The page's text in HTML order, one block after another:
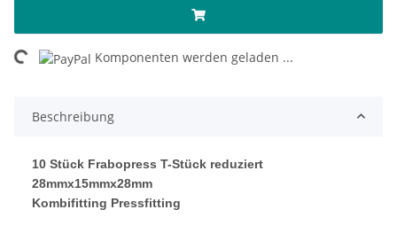
Komponenten werden geladen ...
Beschreibung
10 Stück Frabopress T-Stück reduziert
28mmx15mmx28mm
Kombifitting Pressfitting